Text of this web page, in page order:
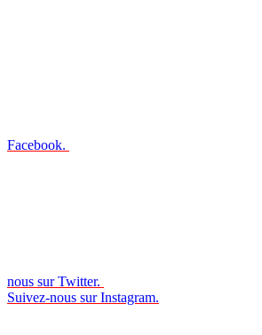
Facebook.
nous sur Twitter.
Suivez-nous sur Instagram.